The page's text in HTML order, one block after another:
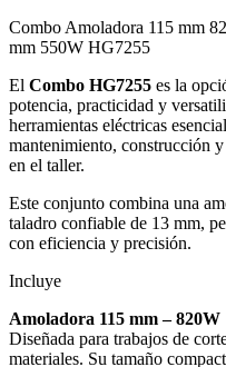
mm
550W
HG7255
cantidad
Combo Amoladora 115 mm
mm 550W HG7255
El Combo HG7255 es la
potencia, practicidad y
herramientas eléctricas
mantenimiento, construcción
en el taller.
Este conjunto combina una
taladro confiable de 13 mm,
con eficiencia y precisión.
Incluye
Amoladora 115 mm – 820W
Diseñada para trabajos de
materiales. Su tamaño